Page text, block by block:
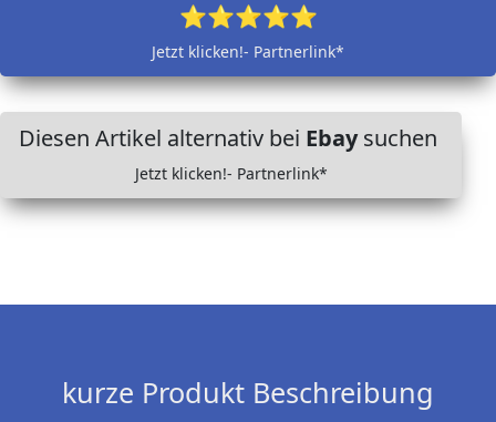
⭐⭐⭐⭐⭐
Jetzt klicken!- Partnerlink*
Diesen Artikel alternativ bei Ebaysuchen
Jetzt klicken!- Partnerlink*
kurze Produkt Beschreibung